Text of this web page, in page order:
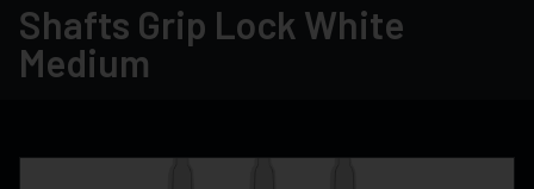
Shafts Grip Lock White
Medium